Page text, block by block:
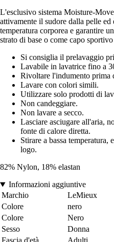
L'esclusivo sistema Moisture-
attivamente il sudore dalla pelle ed
temperatura corporea e garantire
strato di base o come capo
Si consiglia il prelavaggio
Lavabile in lavatrice fino a
Rivoltare l'indumento prima
Lavare con colori simili.
Utilizzare solo prodotti di
Non candeggiare.
Non lavare a secco.
Lasciare asciugare all'aria,
fonte di calore diretta.
Stirare a bassa temperatura,
logo.
82% Nylon, 18% elastan
Informazioni aggiuntive
Marchio
LeMieux
Colore
nero
Colore
Nero
Sesso
Donna